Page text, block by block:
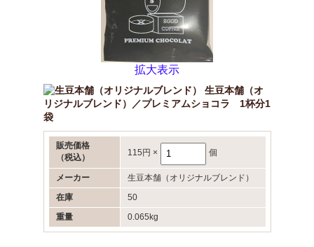
拡大表示
生豆本舗（オ
リジナルブレンド）／プレミアムショコラ 1杯分1
袋
販売価格
（税込）
115円 × 個
メーカー
生豆本舗（オリジナルブレンド）
在庫
50
重量
0.065kg